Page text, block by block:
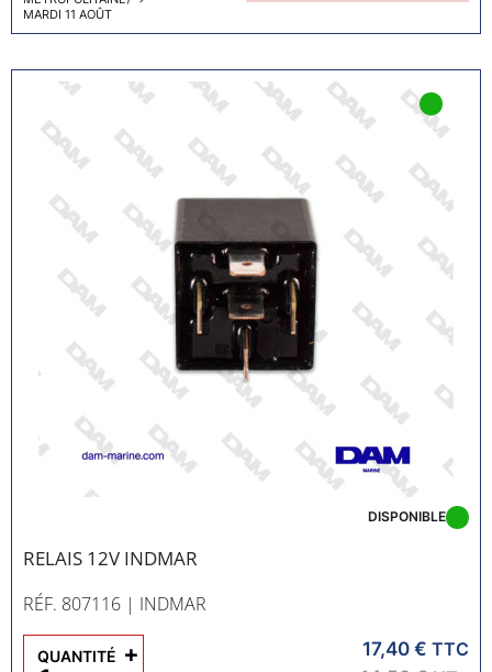
MARDI 11 AOÛT
RELAIS 12V INDMAR
RÉF. 807116 | INDMAR
DISPONIBLE
17,40 € TTC
QUANTITÉ +